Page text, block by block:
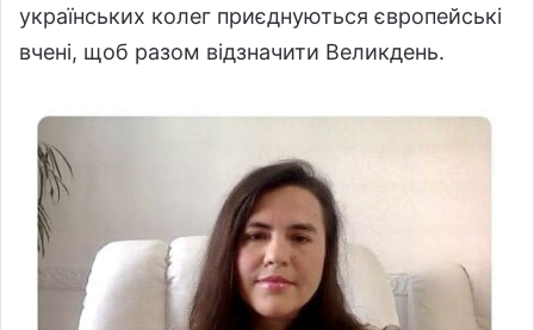
українських колег приєднуються європейські
вчені, щоб разом відзначити Великдень.